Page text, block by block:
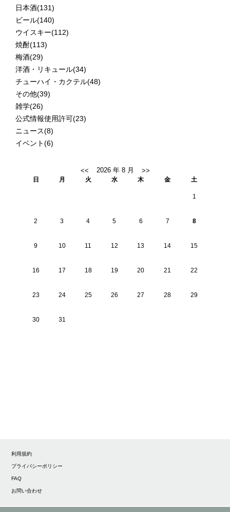
日本酒(131)
ビール(140)
ウイスキー(112)
焼酎(113)
梅酒(29)
洋酒・リキュール(34)
チューハイ・カクテル(48)
その他(39)
雑学(26)
公式情報使用許可(23)
ニュース(8)
イベント(6)
日 月 火 水 木 金 土
1
2 3 4 5 6 7 8
9 10 11 12 13 14 15
16 17 18 19 20 21 22
23 24 25 26 27 28 29
30 31
利用規約
プライバシーポリシー
FAQ
お問い合わせ